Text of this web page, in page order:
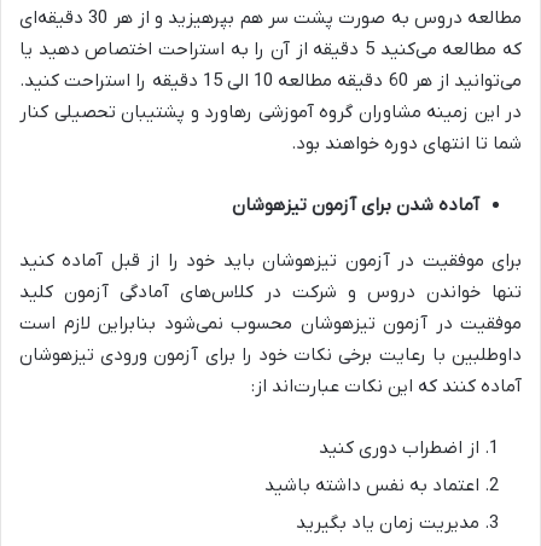
مطالعه دروس به صورت پشت سر هم بپرهیزید و از هر 30 دقیقه‌ای
که مطالعه می‌کنید 5 دقیقه از آن را به استراحت اختصاص دهید یا
می‌توانید از هر 60 دقیقه مطالعه 10 الی 15 دقیقه را استراحت کنید.
در این زمینه مشاوران گروه آموزشی رهاورد و پشتیبان تحصیلی کنار
شما تا انتهای دوره خواهند بود.
آماده شدن برای آزمون تیزهوشان
برای موفقیت در آزمون تیزهوشان باید خود را از قبل آماده کنید
تنها خواندن دروس و شرکت در کلاس‌های آمادگی آزمون کلید
موفقیت در آزمون تیزهوشان محسوب نمی‌شود بنابراین لازم است
داوطلبین با رعایت برخی نکات خود را برای آزمون ورودی تیزهوشان
آماده کنند که این نکات عبارت‌اند از:
از اضطراب دوری کنید
اعتماد به نفس داشته باشید
مدیریت زمان یاد بگیرید